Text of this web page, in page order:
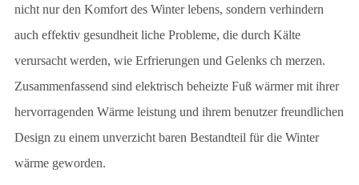
nicht nur den Komfort des Winter lebens, sondern verhindern
auch effektiv gesundheit liche Probleme, die durch Kälte
verursacht werden, wie Erfrierungen und Gelenks ch merzen.
Zusammenfassend sind elektrisch beheizte Fuß wärmer mit ihrer
hervorragenden Wärme leistung und ihrem benutzer freundlichen
Design zu einem unverzicht baren Bestandteil für die Winter
wärme geworden.